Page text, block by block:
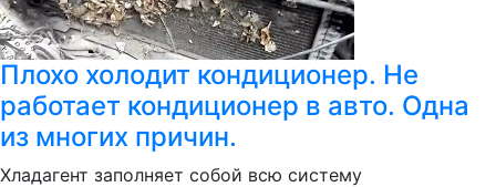
Плохо холодит кондиционер. Не
работает кондиционер в авто. Одна
из многих причин.
Хладагент заполняет собой всю систему